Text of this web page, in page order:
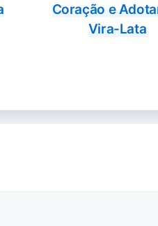
Coração e
Vira-Lata